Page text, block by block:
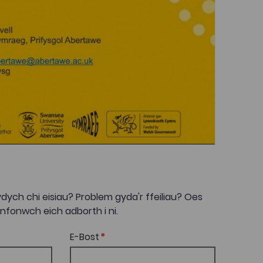
chi eisiau? Problem gyda'r ffeiliau? Oes
eich adborth i ni.
E-Bost